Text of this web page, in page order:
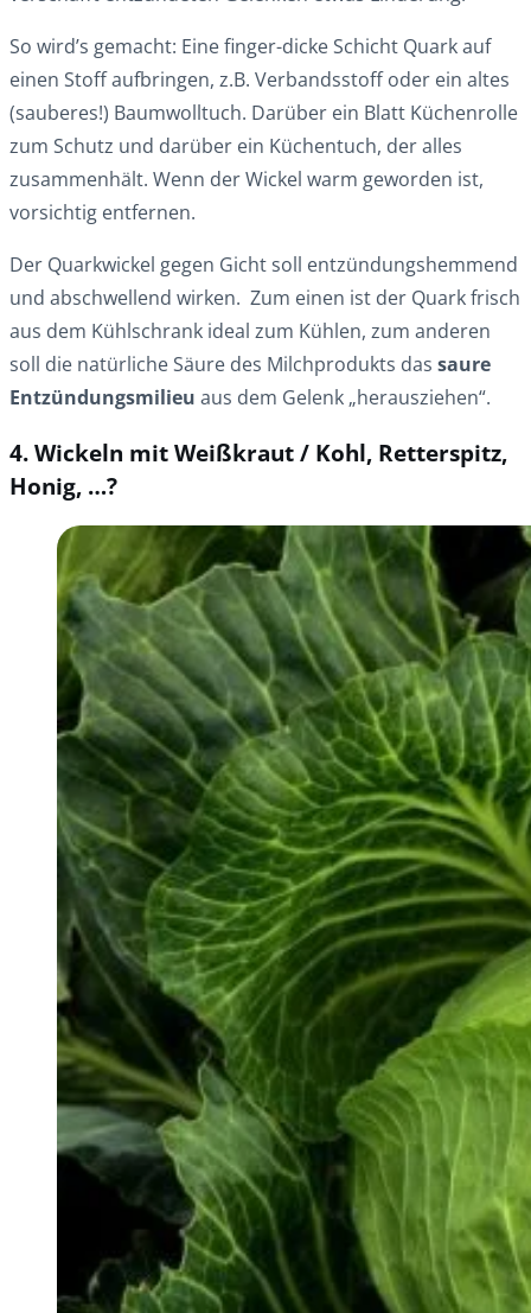
So wird’s gemacht: Eine finger-dicke Schicht Quark auf
einen Stoff aufbringen, z.B. Verbandsstoff oder ein altes
(sauberes!) Baumwolltuch. Darüber ein Blatt Küchenrolle
zum Schutz und darüber ein Küchentuch, der alles
zusammenhält. Wenn der Wickel warm geworden ist,
vorsichtig entfernen.
Der Quarkwickel gegen Gicht soll entzündungshemmend
und abschwellend wirken. Zum einen ist der Quark frisch
aus dem Kühlschrank ideal zum Kühlen, zum anderen
soll die natürliche Säure des Milchprodukts das saure
Entzündungsmilieu aus dem Gelenk „herausziehen“.
4. Wickeln mit Weißkraut / Kohl, Retterspitz,
Honig, …?